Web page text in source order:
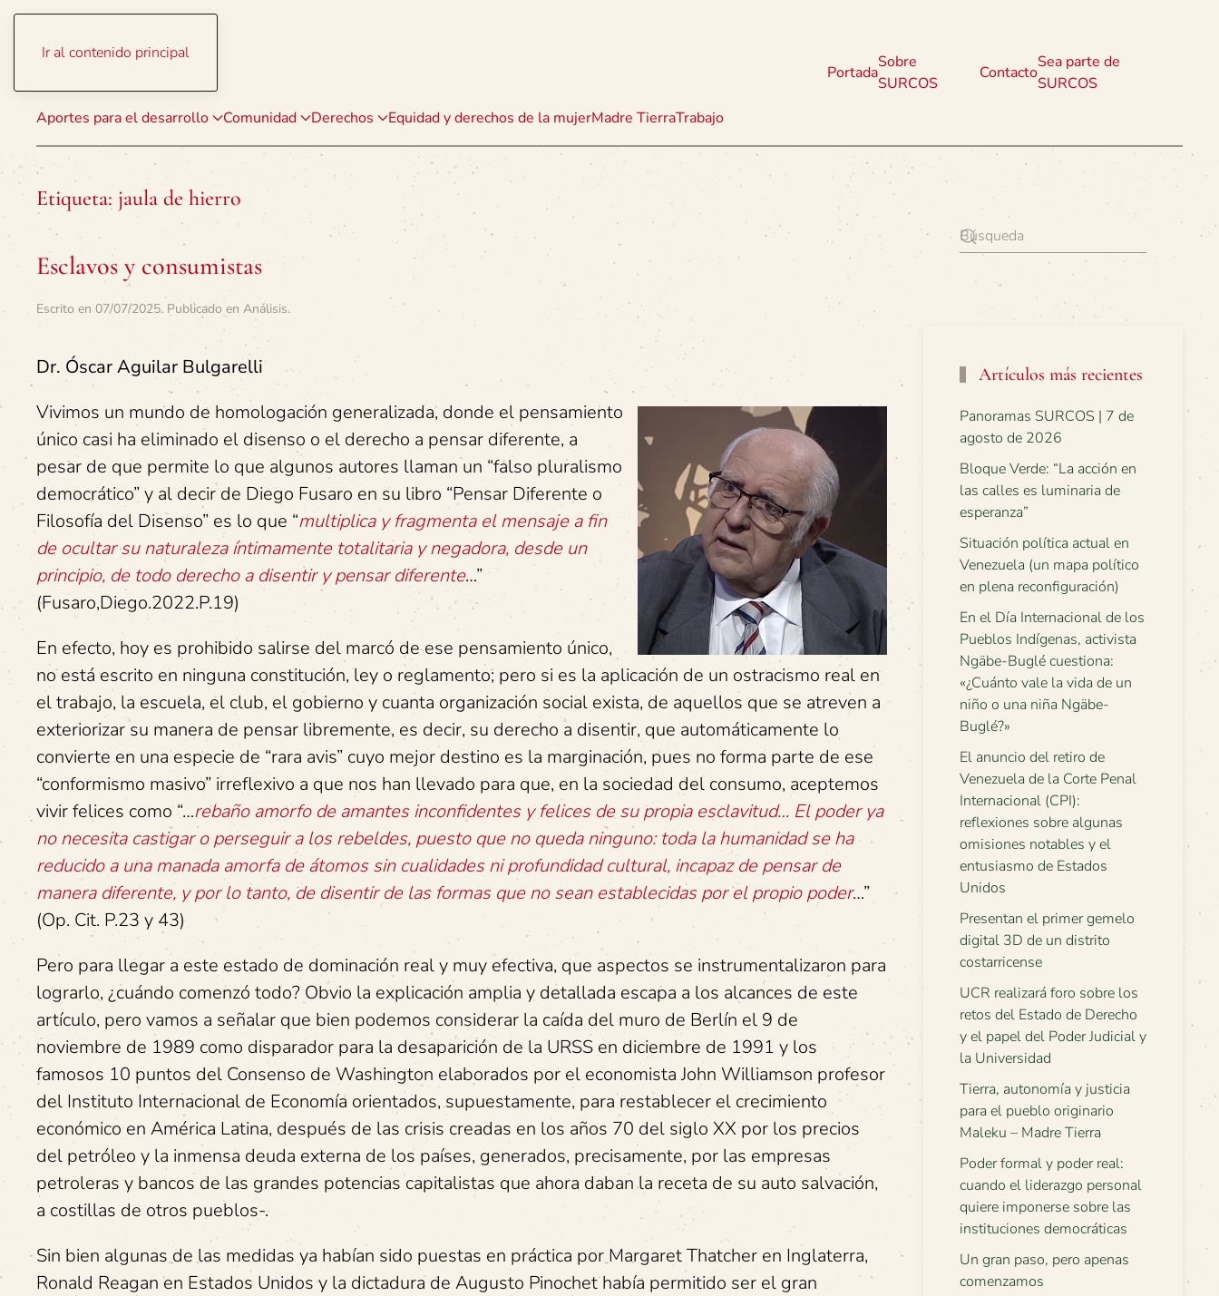
Ir al contenido principal
Aportes para el desarrollo Comunidad Derechos Equidad y derechos de la mujerMadre TierraTrabajo
Portada
Sobre
SURCOS
Contacto
Sea parte de
SURCOS
Etiqueta: jaula de hierro
Esclavos y consumistas
Escrito en 07/07/2025. Publicado en Análisis.
Dr. Óscar Aguilar Bulgarelli
Vivimos un mundo de homologación generalizada, donde el pensamiento
único casi ha eliminado el disenso o el derecho a pensar diferente, a
pesar de que permite lo que algunos autores llaman un “falso pluralismo
democrático” y al decir de Diego Fusaro en su libro “Pensar Diferente o
Filosofía del Disenso” es lo que “multiplica y fragmenta el mensaje a fin
de ocultar su naturaleza íntimamente totalitaria y negadora, desde un
principio, de todo derecho a disentir y pensar diferente…”
(Fusaro,Diego.2022.P.19)
En efecto, hoy es prohibido salirse del marcó de ese pensamiento único,
no está escrito en ninguna constitución, ley o reglamento; pero si es la aplicación de un ostracismo real en
el trabajo, la escuela, el club, el gobierno y cuanta organización social exista, de aquellos que se atreven a
exteriorizar su manera de pensar libremente, es decir, su derecho a disentir, que automáticamente lo
convierte en una especie de “rara avis” cuyo mejor destino es la marginación, pues no forma parte de ese
“conformismo masivo” irreflexivo a que nos han llevado para que, en la sociedad del consumo, aceptemos
vivir felices como “…rebaño amorfo de amantes inconfidentes y felices de su propia esclavitud… El poder ya
no necesita castigar o perseguir a los rebeldes, puesto que no queda ninguno: toda la humanidad se ha
reducido a una manada amorfa de átomos sin cualidades ni profundidad cultural, incapaz de pensar de
manera diferente, y por lo tanto, de disentir de las formas que no sean establecidas por el propio poder…”
(Op. Cit. P.23 y 43)
Pero para llegar a este estado de dominación real y muy efectiva, que aspectos se instrumentalizaron para
lograrlo, ¿cuándo comenzó todo? Obvio la explicación amplia y detallada escapa a los alcances de este
artículo, pero vamos a señalar que bien podemos considerar la caída del muro de Berlín el 9 de
noviembre de 1989 como disparador para la desaparición de la URSS en diciembre de 1991 y los
famosos 10 puntos del Consenso de Washington elaborados por el economista John Williamson profesor
del Instituto Internacional de Economía orientados, supuestamente, para restablecer el crecimiento
económico en América Latina, después de las crisis creadas en los años 70 del siglo XX por los precios
del petróleo y la inmensa deuda externa de los países, generados, precisamente, por las empresas
petroleras y bancos de las grandes potencias capitalistas que ahora daban la receta de su auto salvación,
a costillas de otros pueblos-.
Sin bien algunas de las medidas ya habían sido puestas en práctica por Margaret Thatcher en Inglaterra,
Ronald Reagan en Estados Unidos y la dictadura de Augusto Pinochet había permitido ser el gran
Artículos más recientes
Panoramas SURCOS | 7 de
agosto de 2026
Bloque Verde: “La acción en
las calles es luminaria de
esperanza”
Situación política actual en
Venezuela (un mapa político
en plena reconfiguración)
En el Día Internacional de los
Pueblos Indígenas, activista
Ngäbe-Buglé cuestiona:
«¿Cuánto vale la vida de un
niño o una niña Ngäbe-
Buglé?»
El anuncio del retiro de
Venezuela de la Corte Penal
Internacional (CPI):
reflexiones sobre algunas
omisiones notables y el
entusiasmo de Estados
Unidos
Presentan el primer gemelo
digital 3D de un distrito
costarricense
UCR realizará foro sobre los
retos del Estado de Derecho
y el papel del Poder Judicial y
la Universidad
Tierra, autonomía y justicia
para el pueblo originario
Maleku – Madre Tierra
Poder formal y poder real:
cuando el liderazgo personal
quiere imponerse sobre las
instituciones democráticas
Un gran paso, pero apenas
comenzamos